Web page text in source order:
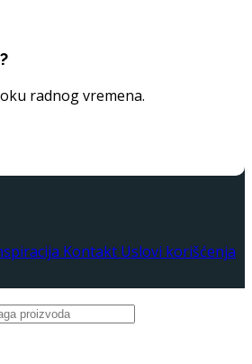
radnog vremena.
Kontakt Uslovi korišćenja